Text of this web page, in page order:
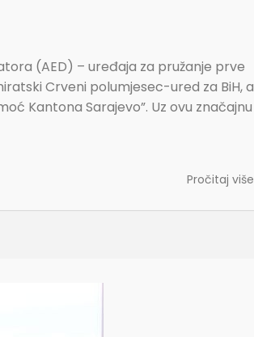
(AED) – uređaja za pružanje prve
Crveni polumjesec-ured za BiH, a
Kantona Sarajevo”. Uz ovu značajnu
Pročitaj više